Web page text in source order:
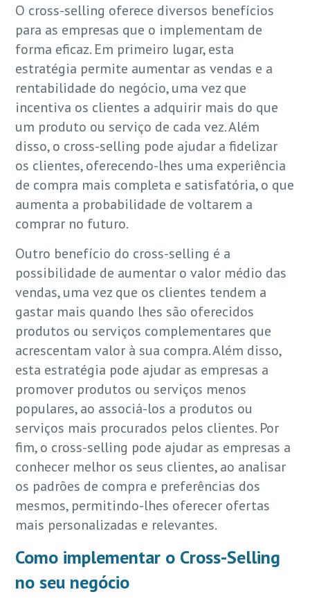
O cross-selling oferece diversos benefícios
para as empresas que o implementam de
forma eficaz. Em primeiro lugar, esta
estratégia permite aumentar as vendas e a
rentabilidade do negócio, uma vez que
incentiva os clientes a adquirir mais do que
um produto ou serviço de cada vez. Além
disso, o cross-selling pode ajudar a fidelizar
os clientes, oferecendo-lhes uma experiência
de compra mais completa e satisfatória, o que
aumenta a probabilidade de voltarem a
comprar no futuro.
Outro benefício do cross-selling é a
possibilidade de aumentar o valor médio das
vendas, uma vez que os clientes tendem a
gastar mais quando lhes são oferecidos
produtos ou serviços complementares que
acrescentam valor à sua compra. Além disso,
esta estratégia pode ajudar as empresas a
promover produtos ou serviços menos
populares, ao associá-los a produtos ou
serviços mais procurados pelos clientes. Por
fim, o cross-selling pode ajudar as empresas a
conhecer melhor os seus clientes, ao analisar
os padrões de compra e preferências dos
mesmos, permitindo-lhes oferecer ofertas
mais personalizadas e relevantes.
Como implementar o Cross-Selling
no seu negócio